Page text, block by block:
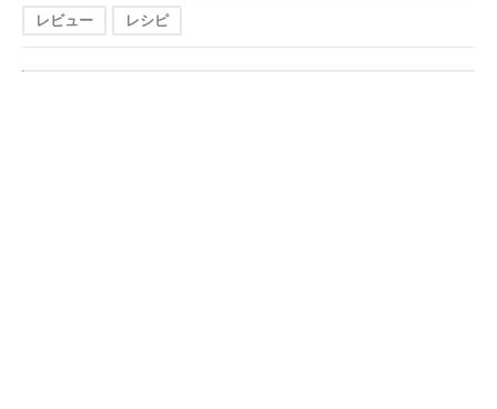
レビュー レシピ